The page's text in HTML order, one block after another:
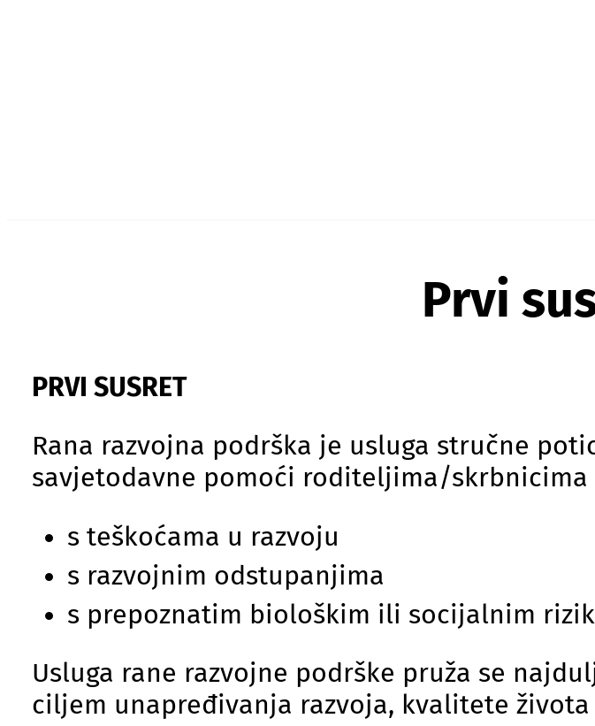
Prvi
PRVI SUSRET
Rana razvojna podrška je usluga stručne
savjetodavne pomoći roditeljima/
s teškoćama u razvoju
s razvojnim odstupanjima
s prepoznatim biološkim ili socijalnim
Usluga rane razvojne podrške pruža se
ciljem unapređivanja razvoja, kvalitete